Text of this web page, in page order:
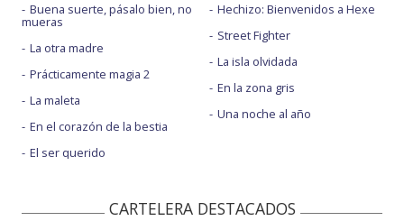
Buena suerte, pásalo bien, no
mueras
La otra madre
Prácticamente magia 2
La maleta
En el corazón de la bestia
El ser querido
Hechizo: Bienvenidos a Hexe
Street Fighter
La isla olvidada
En la zona gris
Una noche al año
CARTELERA DESTACADOS